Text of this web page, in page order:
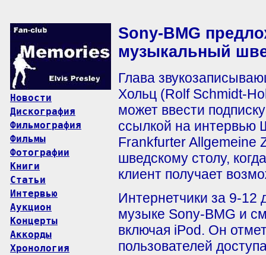
Новости
Дискография
Фильмография
Фильмы
Фотографии
Книги
Статьи
Интервью
Аукцион
Концерты
Аккорды
Хронология
Sony-BMG
музыкальный
Глава
Хольц (Rolf Schmidt-
может ввести
ссылкой на интервью
Frankfurter Allgemeine
шведскому столу,
клиент получает
Интернетчики за 9-12
музыке Sony-BMG и
включая iPod. Он
пользователей